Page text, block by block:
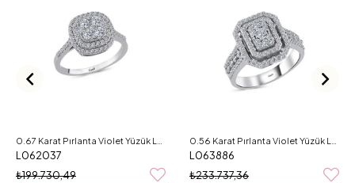
L062037
₺199.730,49
L063886
₺233.737,36